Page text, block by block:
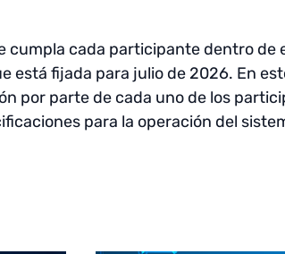
cumpla cada participante dentro de
está fijada para julio de 2026. En
por parte de cada uno de los
para la operación del